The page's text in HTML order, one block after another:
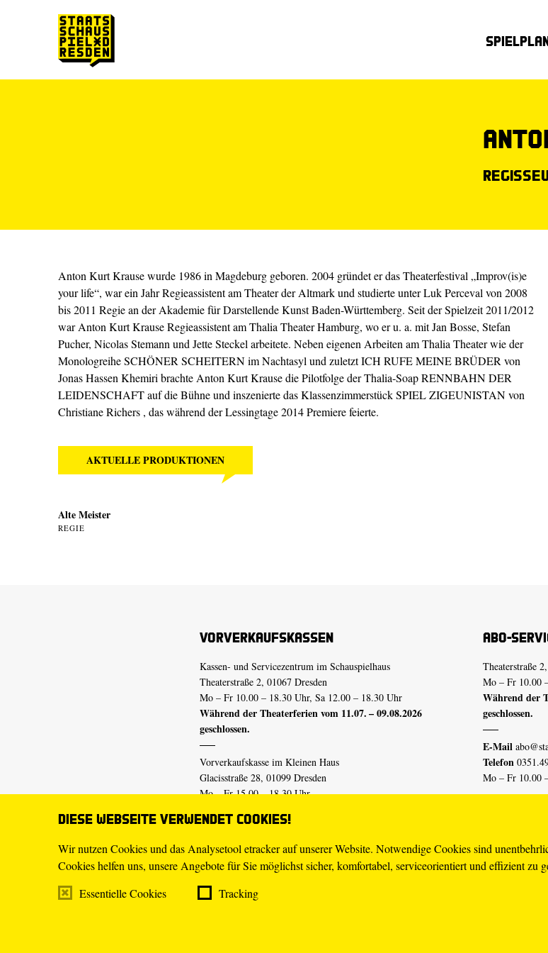
Diese Webseite verwendet Cookies!
Wir nutzen Cookies und das Analysetool etracker auf unserer Website. Notwendige Cookies sind
Cookies helfen uns, unsere Angebote für Sie möglichst sicher, komfortabel, serviceorientiert und effizient zu
Essentielle Cookies
Tracking
Anton Kurt Krause wurde 1986 in Magdeburg geboren. 2004 gründet er das Theaterfestival „Improv(is)e
your life“, war ein Jahr Regieassistent am Theater der Altmark und studierte unter Luk Perceval von 2008
bis 2011 Regie an der Akademie für Darstellende Kunst Baden-Württemberg. Seit der Spielzeit 2011/2012
war Anton Kurt Krause Regieassistent am Thalia Theater Hamburg, wo er u. a. mit Jan Bosse, Stefan
Pucher, Nicolas Stemann und Jette Steckel arbeitete. Neben eigenen Arbeiten am Thalia Theater wie der
Monologreihe SCHÖNER SCHEITERN im Nachtasyl und zuletzt ICH RUFE MEINE BRÜDER von
Jonas Hassen Khemiri brachte Anton Kurt Krause die Pilotfolge der Thalia-Soap RENNBAHN DER
LEIDENSCHAFT auf die Bühne und inszenierte das Klassenzimmerstück SPIEL ZIGEUNISTAN von
Christiane Richers , das während der Lessingtage 2014 Premiere feierte.
AKTUELLE PRODUKTIONEN
Alte Meister
REGIE
Vorverkaufskassen
Kassen- und Servicezentrum im Schauspielhaus
Theaterstraße 2, 01067 Dresden
Mo – Fr 10.00 – 18.30 Uhr, Sa 12.00 – 18.30 Uhr
Während der Theaterferien vom 11.07. – 09.08.2026
geschlossen.
Vorverkaufskasse im Kleinen Haus
Glacisstraße 28, 01099 Dresden
Mo – Fr 15.00 – 18.30 Uhr
geschlossen.
E-Mail tickets@staatsschauspiel-dresden.de
Telefon 0351.49 13-555
Mo – Fr 10.00 – 18.30 Uhr
Abo-
Theaterstraße
Mo – Fr 10.00
Während der
geschlossen.
E-Mail
Telefon
Mo – Fr 10.00
Erklärung